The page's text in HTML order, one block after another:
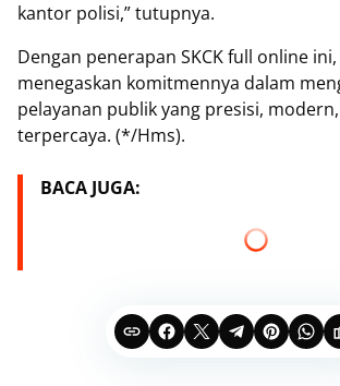
kantor polisi,” tutupnya.
Dengan penerapan SKCK full online
menegaskan komitmennya dalam
pelayanan publik yang presisi,
terpercaya. (*/Hms).
BACA JUGA: